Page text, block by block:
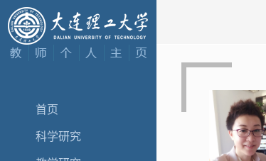
首页
科学研究